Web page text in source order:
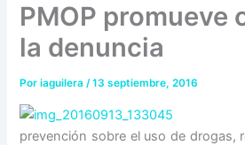
PMOP promueve
la denuncia
Poriaguilera/13 septiembre, 2016
prevención sobre el uso de drogas,